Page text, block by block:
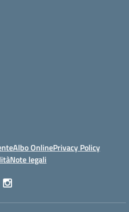
Albo OnlinePrivacy Policy
Note legali